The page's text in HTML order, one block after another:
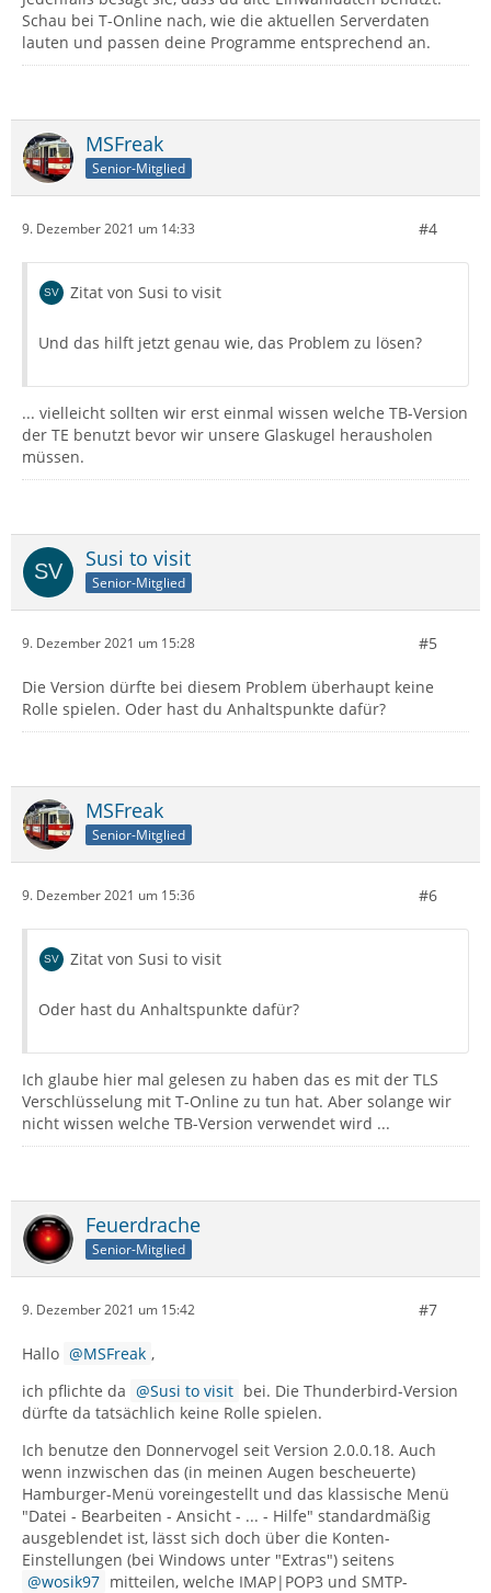
Schau bei T-Online nach, wie die aktuellen Serverdaten
lauten und passen deine Programme entsprechend an.
MSFreak
Senior-Mitglied
9. Dezember 2021 um 14:33 #4
Zitat von Susi to visit
Und das hilft jetzt genau wie, das Problem zu lösen?
... vielleicht sollten wir erst einmal wissen welche TB-Version
der TE benutzt bevor wir unsere Glaskugel herausholen
müssen.
Susi to visit
Senior-Mitglied
9. Dezember 2021 um 15:28 #5
Die Version dürfte bei diesem Problem überhaupt keine
Rolle spielen. Oder hast du Anhaltspunkte dafür?
MSFreak
Senior-Mitglied
9. Dezember 2021 um 15:36 #6
Zitat von Susi to visit
Oder hast du Anhaltspunkte dafür?
Ich glaube hier mal gelesen zu haben das es mit der TLS
Verschlüsselung mit T-Online zu tun hat. Aber solange wir
nicht wissen welche TB-Version verwendet wird ...
Feuerdrache
Senior-Mitglied
9. Dezember 2021 um 15:42 #7
Hallo MSFreak ,
ich pflichte da
Susi to visit bei. Die Thunderbird-Version
dürfte da tatsächlich keine Rolle spielen.
Ich benutze den Donnervogel seit Version 2.0.0.18. Auch
wenn inzwischen das (in meinen Augen bescheuerte)
Hamburger-Menü voreingestellt und das klassische Menü
"Datei - Bearbeiten - Ansicht - ... - Hilfe" standardmäßig
ausgeblendet ist, lässt sich doch über die Konten-
Einstellungen (bei Windows unter "Extras") seitens
wosik97 mitteilen, welche IMAP|POP3 und SMTP-